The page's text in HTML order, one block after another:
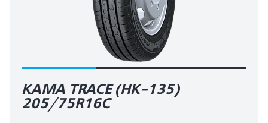
KAMA TRACE (HK-135)
205/75R16C